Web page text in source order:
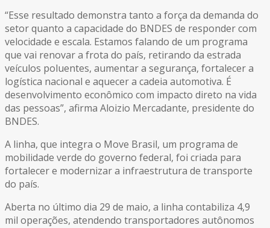
“Esse resultado demonstra tanto a força da demanda do
setor quanto a capacidade do BNDES de responder com
velocidade e escala. Estamos falando de um programa
que vai renovar a frota do país, retirando da estrada
veículos poluentes, aumentar a segurança, fortalecer a
logística nacional e aquecer a cadeia automotiva. É
desenvolvimento econômico com impacto direto na vida
das pessoas”, afirma Aloizio Mercadante, presidente do
BNDES.
A linha, que integra o Move Brasil, um programa de
mobilidade verde do governo federal, foi criada para
fortalecer e modernizar a infraestrutura de transporte
do país.
Aberta no último dia 29 de maio, a linha contabiliza 4,9
mil operações, atendendo transportadores autônomos